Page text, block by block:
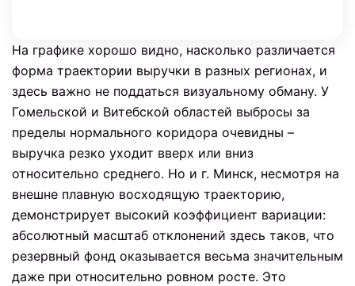
На графике хорошо видно, насколько различается
форма траектории выручки в разных регионах, и
здесь важно не поддаться визуальному обману. У
Гомельской и Витебской областей выбросы за
пределы нормального коридора очевидны –
выручка резко уходит вверх или вниз
относительно среднего. Но и г. Минск, несмотря на
внешне плавную восходящую траекторию,
демонстрирует высокий коэффициент вариации:
абсолютный масштаб отклонений здесь таков, что
резервный фонд оказывается весьма значительным
даже при относительно ровном росте. Это